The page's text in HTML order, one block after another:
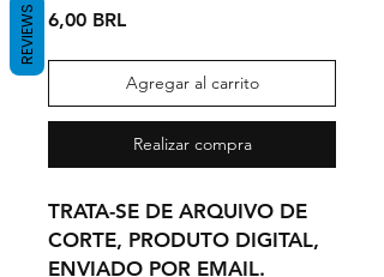
6,00 BRLPrecio
Agregar al carrito
Realizar compra
TRATA-SE DE ARQUIVO DE
CORTE, PRODUTO DIGITAL,
ENVIADO POR EMAIL.
REVIEWS